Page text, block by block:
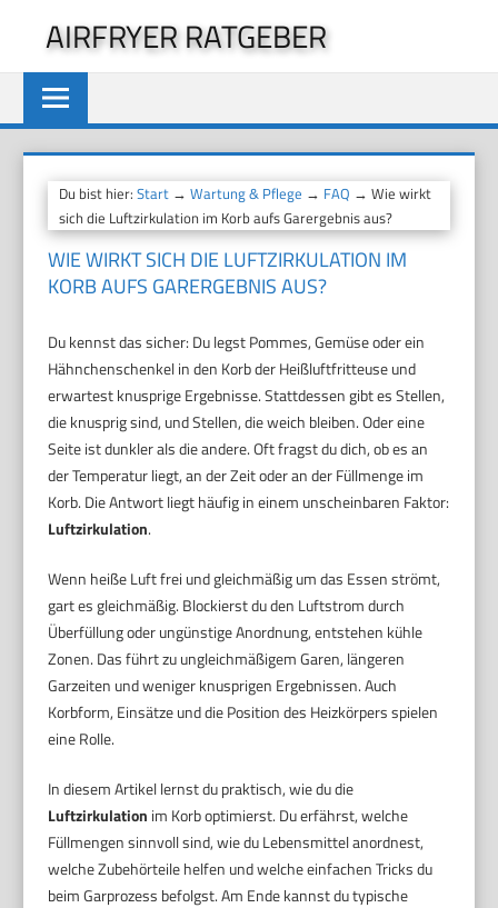
springen
AIRFRYER RATGEBER
Du bist hier:Start →Wartung & Pflege → FAQ → Wie wirkt
sich die Luftzirkulation im Korb aufs Garergebnis aus?
WIE WIRKT SICH DIE LUFTZIRKULATION IM
KORB AUFS GARERGEBNIS AUS?
Du kennst das sicher: Du legst Pommes, Gemüse oder ein
Hähnchenschenkel in den Korb der Heißluftfritteuse und
erwartest knusprige Ergebnisse. Stattdessen gibt es Stellen,
die knusprig sind, und Stellen, die weich bleiben. Oder eine
Seite ist dunkler als die andere. Oft fragst du dich, ob es an
der Temperatur liegt, an der Zeit oder an der Füllmenge im
Korb. Die Antwort liegt häufig in einem unscheinbaren Faktor:
Luftzirkulation.
Wenn heiße Luft frei und gleichmäßig um das Essen strömt,
gart es gleichmäßig. Blockierst du den Luftstrom durch
Überfüllung oder ungünstige Anordnung, entstehen kühle
Zonen. Das führt zu ungleichmäßigem Garen, längeren
Garzeiten und weniger knusprigen Ergebnissen. Auch
Korbform, Einsätze und die Position des Heizkörpers spielen
eine Rolle.
In diesem Artikel lernst du praktisch, wie du die
Luftzirkulation im Korb optimierst. Du erfährst, welche
Füllmengen sinnvoll sind, wie du Lebensmittel anordnest,
welche Zubehörteile helfen und welche einfachen Tricks du
beim Garprozess befolgst. Am Ende kannst du typische